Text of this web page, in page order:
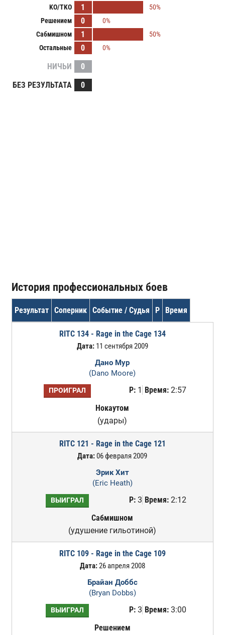
KO/TKO 1
50%
Решением
0
0%
Сабмишном
1
50%
Остальные
0 0%
НИЧЬИ
0
БЕЗ РЕЗУЛЬТАТА
0
История профессиональных боев
Результат Соперник Событие / Судья Р Время
RITC 134 - Rage in the Cage 134
Дата:11 сентября 2009
Дано Мур
(Dano Moore)
ПРОИГРАЛ Р:1 Время:2:57
Нокаутом
(удары)
RITC 121 - Rage in the Cage 121
Дата:06 февраля 2009
Эрик Хит
(Eric Heath)
ВЫИГРАЛ Р:3 Время:2:12
Сабмишном
(удушение гильотиной)
RITC 109 - Rage in the Cage 109
Дата:26 апреля 2008
Брайан Доббс
(Bryan Dobbs)
ВЫИГРАЛ Р:3 Время:3:00
Решением